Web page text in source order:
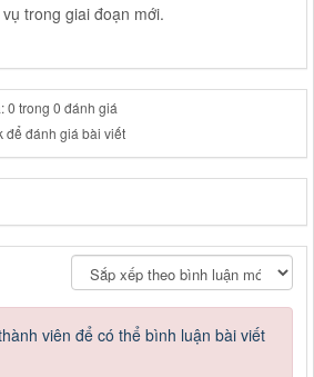
trong giai đoạn mới.
0 trong 0 đánh giá
để đánh giá bài viết
viên để có thể bình luận bài viết